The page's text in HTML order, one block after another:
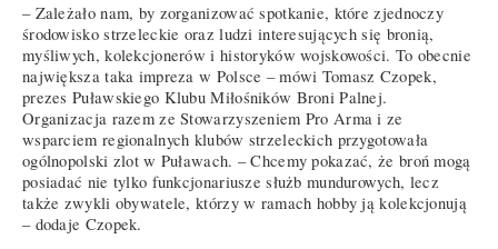
– Zależało nam, by zorganizować spotkanie, które zjednoczy
środowisko strzeleckie oraz ludzi interesujących się bronią,
myśliwych, kolekcjonerów i historyków wojskowości. To obecnie
największa taka impreza w Polsce – mówi Tomasz Czopek,
prezes Puławskiego Klubu Miłośników Broni Palnej.
Organizacja razem ze Stowarzyszeniem Pro Arma i ze
wsparciem regionalnych klubów strzeleckich przygotowała
ogólnopolski zlot w Puławach. – Chcemy pokazać, że broń mogą
posiadać nie tylko funkcjonariusze służb mundurowych, lecz
także zwykli obywatele, którzy w ramach hobby ją kolekcjonują
– dodaje Czopek.